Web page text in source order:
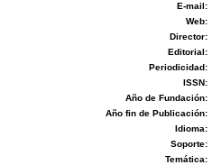
E-mail:
Web:
Director:
Editorial:
Periodicidad:
ISSN:
Año de Fundación:
Año fin de Publicación:
Idioma:
Soporte:
Temática: